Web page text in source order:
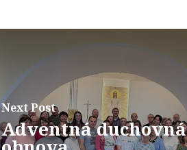
Next Post
Adventná duchovná